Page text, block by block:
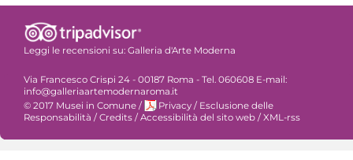
Leggi le recensioni su: Galleria d'Arte Moderna
Via Francesco Crispi 24 - 00187 Roma - Tel. 060608 E-mail:
info@galleriaartemodernaroma.it
© 2017 Musei in Comune / Privacy / Esclusione delle
Responsabilità / Credits / Accessibilità del sito web / XML-rss